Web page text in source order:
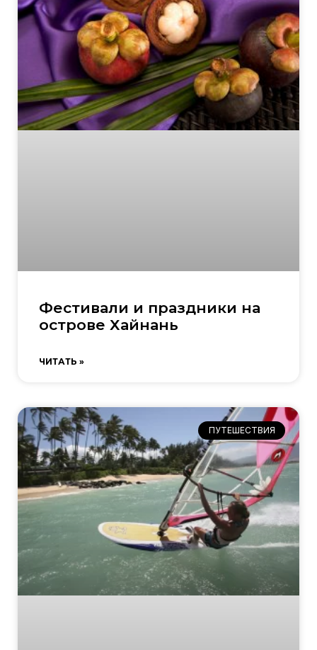
Фестивали и праздники на
острове Хайнань
ЧИТАТЬ »
ПУТЕШЕСТВИЯ